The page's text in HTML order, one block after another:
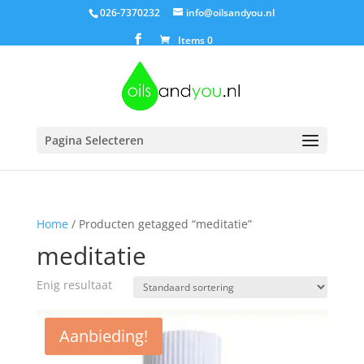
026-7370232
info@oilsandyou.nl
Items 0
Pagina Selecteren
Home/ Producten getagged “meditatie”
meditatie
Enig resultaat
Aanbieding!